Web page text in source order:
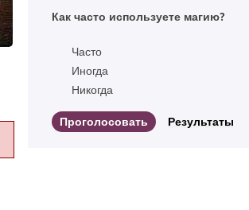
Как часто используете магию?
Часто
Иногда
Никогда
Результаты